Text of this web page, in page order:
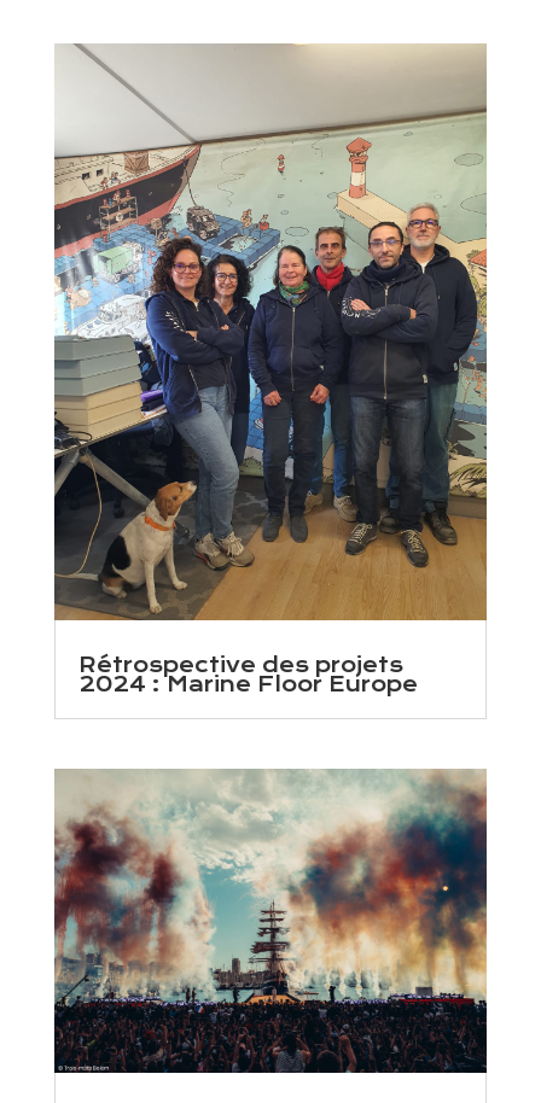
Rétrospective des projets
2024 : Marine Floor Europe